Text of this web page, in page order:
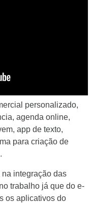
personalizado,
agenda online,
app de texto,
para criação de
integração das
trabalho já que do e-
os aplicativos do